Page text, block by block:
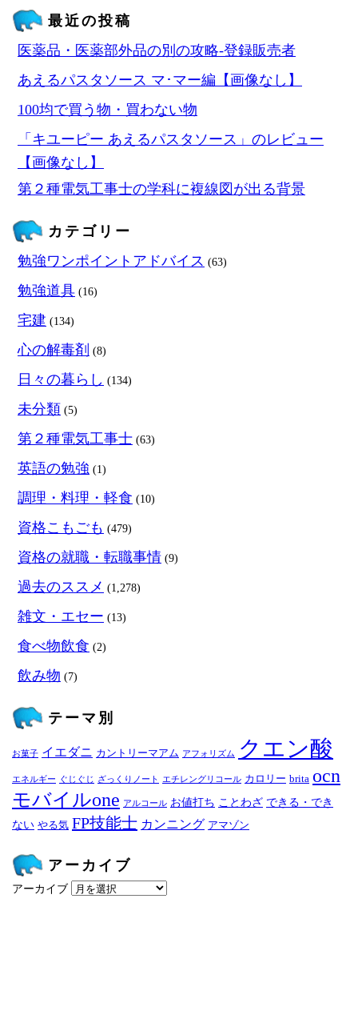
最近の投稿
医薬品・医薬部外品の別の攻略‐登録販売者
あえるパスタソース マ･マー編【画像なし】
100均で買う物・買わない物
「キユーピー あえるパスタソース」のレビュー
【画像なし】
第２種電気工事士の学科に複線図が出る背景
カテゴリー
勉強ワンポイントアドバイス (63)
勉強道具 (16)
宅建 (134)
心の解毒剤 (8)
日々の暮らし (134)
未分類 (5)
第２種電気工事士 (63)
英語の勉強 (1)
調理・料理・軽食 (10)
資格こもごも (479)
資格の就職・転職事情 (9)
過去のススメ (1,278)
雑文・エセー (13)
食べ物飲食 (2)
飲み物 (7)
テーマ別
お菓子 イエダニ カントリーマアム アフォリズム クエン酸
エネルギー ぐじぐじ ざっくりノート エチレングリコール カロリー brita ocn
モバイルone アルコール お値打ち ことわざ できる・でき
ない やる気 FP技能士 カンニング アマゾン
アーカイブ
アーカイブ